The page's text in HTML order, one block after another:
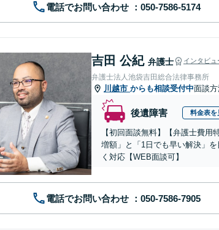
電話でお問い合わせ
吉田 公紀 弁護士 インタビュ
弁護士法人池袋吉田総合法律事務所
川越市 からも相談受付中面談
後遺障害 料金表を
【初回面談無料】【弁護士費
増額」と「1日でも早い解決」
く対応【WEB面談可】
電話でお問い合わせ